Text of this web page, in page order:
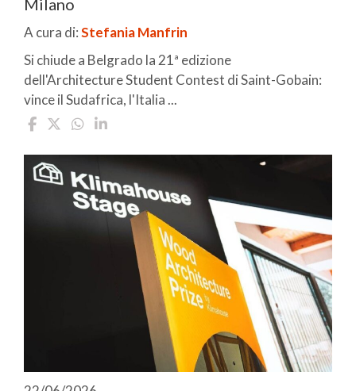
Milano
A cura di:Stefania Manfrin
Si chiude a Belgrado la 21ª edizione
dell'Architecture Student Contest di Saint-Gobain:
vince il Sudafrica, l'Italia ...